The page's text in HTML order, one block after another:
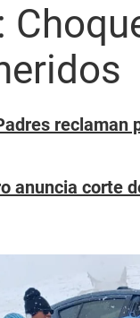
reclaman
anuncia corte